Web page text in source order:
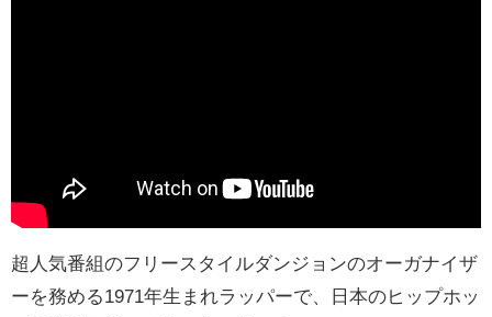
超人気番組のフリースタイルダンジョンのオーガナイザ
ーを務める1971年生まれラッパーで、日本のヒップホッ